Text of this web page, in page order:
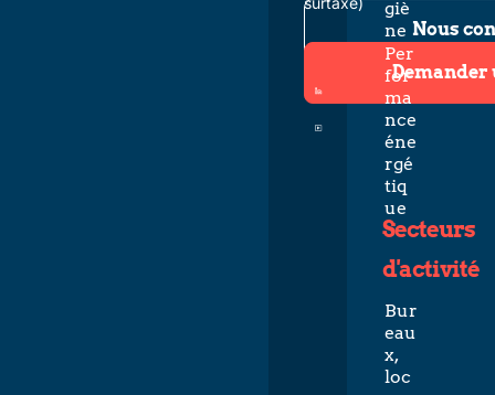
Nous
Demander
giè
ne
Per
for
ma
nce
éne
rgé
tiq
ue
Secteurs
d'activité
Bur
eau
x,
loc